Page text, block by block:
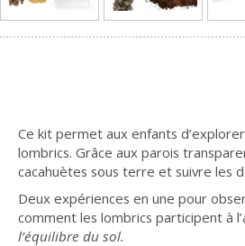
Ce kit permet aux enfants
lombrics. Grâce aux parois
cacahuètes sous terre et suivre les
Deux expériences en une pour
comment les lombrics participent à
l’équilibre du sol.